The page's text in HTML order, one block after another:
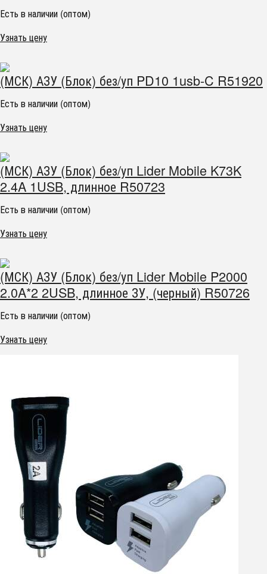
Есть в наличии (оптом)
Узнать цену
(МСК) АЗУ (Блок) без/уп PD10 1usb-C R51920
Есть в наличии (оптом)
Узнать цену
(МСК) АЗУ (Блок) без/уп Lider Mobile K73K
2.4A 1USB, длинное R50723
Есть в наличии (оптом)
Узнать цену
(МСК) АЗУ (Блок) без/уп Lider Mobile P2000
2.0A*2 2USB, длинное ЗУ, (черный) R50726
Есть в наличии (оптом)
Узнать цену